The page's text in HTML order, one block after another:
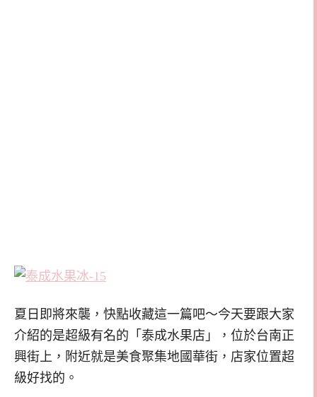
夏日即將來襲，快點收藏這一篇吧～今天要跟大家
介紹的是超級有名的「泰成水果店」，位於台南正
興街上，附近就是美食聚集地國華街，店家位置超
級好找的。